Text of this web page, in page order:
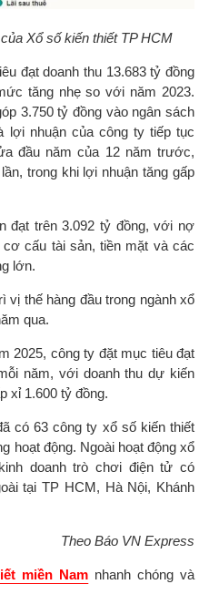
Xổ số kiến thiết TP HCM
đạt doanh thu 13.683 tỷ đồng
tăng nhẹ so với năm 2023.
3.750 tỷ đồng vào ngân sách
lợi nhuận của công ty tiếp tục
đầu năm của 12 năm trước,
trong khi lợi nhuận tăng gấp
đạt trên 3.092 tỷ đồng, với nợ
cấu tài sản, tiền mặt và các
lớn.
vị thế hàng đầu trong ngành xổ
qua.
2025, công ty đặt mục tiêu đạt
năm, với doanh thu dự kiến
xỉ 1.600 tỷ đồng.
có 63 công ty xổ số kiến thiết
hoạt động. Ngoài hoạt động xổ
doanh trò chơi điện tử có
tại TP HCM, Hà Nội, Khánh
Theo Báo VN Express
miền Nam nhanh chóng và